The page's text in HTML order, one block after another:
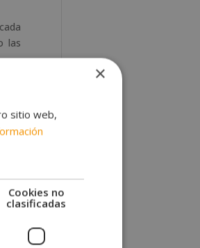
las
los
×
sitio web,
Cookies no
clasificadas